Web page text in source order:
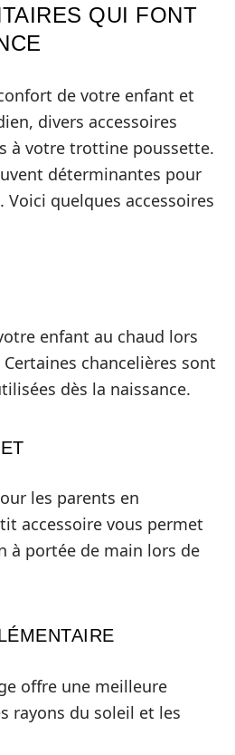
QUI FONT
de votre enfant et
divers accessoires
à votre trottine poussette.
déterminantes pour
quelques accessoires
enfant au chaud lors
chancelières sont
dès la naissance.
les parents en
accessoire vous permet
à portée de main lors de
offre une meilleure
rayons du soleil et les